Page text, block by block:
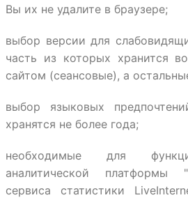
Вы их не удалите в браузере;
выбор версии для
часть из которых хранится
сайтом (сеансовые), а
выбор языковых
хранятся не более года;
необходимые для
аналитической платформы
сервиса статистики